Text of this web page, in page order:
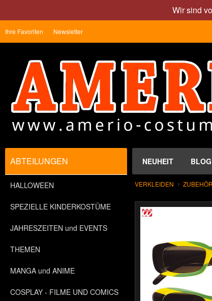
Wir sind
Ihre Favoriten Newsletter
NEUHEIT BLOG
ABTEILUNGEN
HALLOWEEN
SPEZIELLE KINDERKOSTÜME
JAHRESZEITEN und EVENTS
THEMEN
MANGA und ANIME
COSPLAY - FILME UND COMICS
VERKLEIDEN ZUBEHÖR